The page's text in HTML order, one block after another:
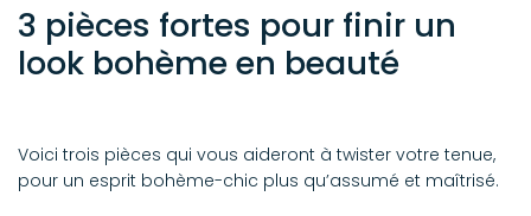
3 pièces fortes pour finir un
look bohème en beauté
Voici trois pièces qui vous aideront à twister votre tenue,
pour un esprit bohème-chic plus qu’assumé et maîtrisé.